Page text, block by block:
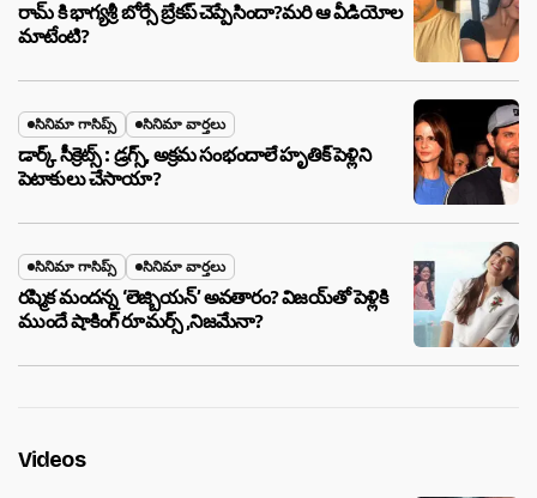
రామ్ కి భాగ్యశ్రీ బోర్సే బ్రేకప్ చెప్పేసిందా?మరి ఆ వీడియోల
మాటేంటి?
సినిమా గాసిప్స్ సినిమా వార్తలు
డార్క్ సీక్రెట్స్ : డ్రగ్స్, అక్రమ సంభందాలే హృతిక్ పెళ్లిని
పెటాకులు చేసాయా?
సినిమా గాసిప్స్ సినిమా వార్తలు
రష్మిక మందన్న ‘లెజ్బియన్’ అవతారం? విజయ్‌తో పెళ్లికి
ముందే షాకింగ్ రూమర్స్ ,నిజమేనా?
Videos